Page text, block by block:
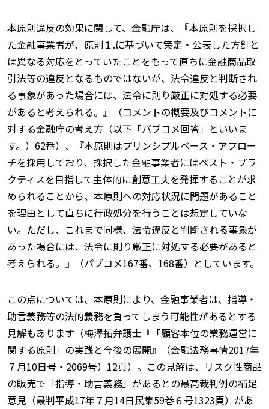
本原則違反の効果に関して、金融庁は、『本原則を採択し
た金融事業者が、原則１.に基づいて策定・公表した方針と
は異なる対応をとっていたことをもって直ちに金融商品取
引法等の違反となるものではないが、法令違反と判断され
る事象があった場合には、法令に則り厳正に対処する必要
があると考えられる。』（コメントの概要及びコメントに
対する金融庁の考え方（以下「パブコメ回答」といいま
す。）62番）、『本原則はプリンシプルベース・アプロー
チを採用しており、採択した金融事業者にはベスト・プラ
クティスを目指して主体的に創意工夫を発揮することが求
められることから、本原則への対応状況に問題があること
を理由として直ちに行政処分を行うことは想定していな
い。ただし、これまで同様、法令違反と判断される事象が
あった場合には、法令に則り厳正に対処する必要があると
考えられる。』（パブコメ167番、168番）としています。
この点については、本原則により、金融事業者は、指導・
助言義務等の法的義務を負ってしまう可能性があるとする
見解もあります（梅澤拓弁護士『「顧客本位の業務運営に
関する原則」の実践と今後の展開』（金融法務事情2017年
７月10日号・2069号）12頁）。この見解は、リスク性商品
の販売で「指導・助言義務」があるとの最高裁判例の補足
意見（最判平成17年７月14日民集59巻６号1323頁）があ